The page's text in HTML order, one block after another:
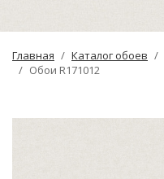
Главная Каталог обоев
Обои R171012